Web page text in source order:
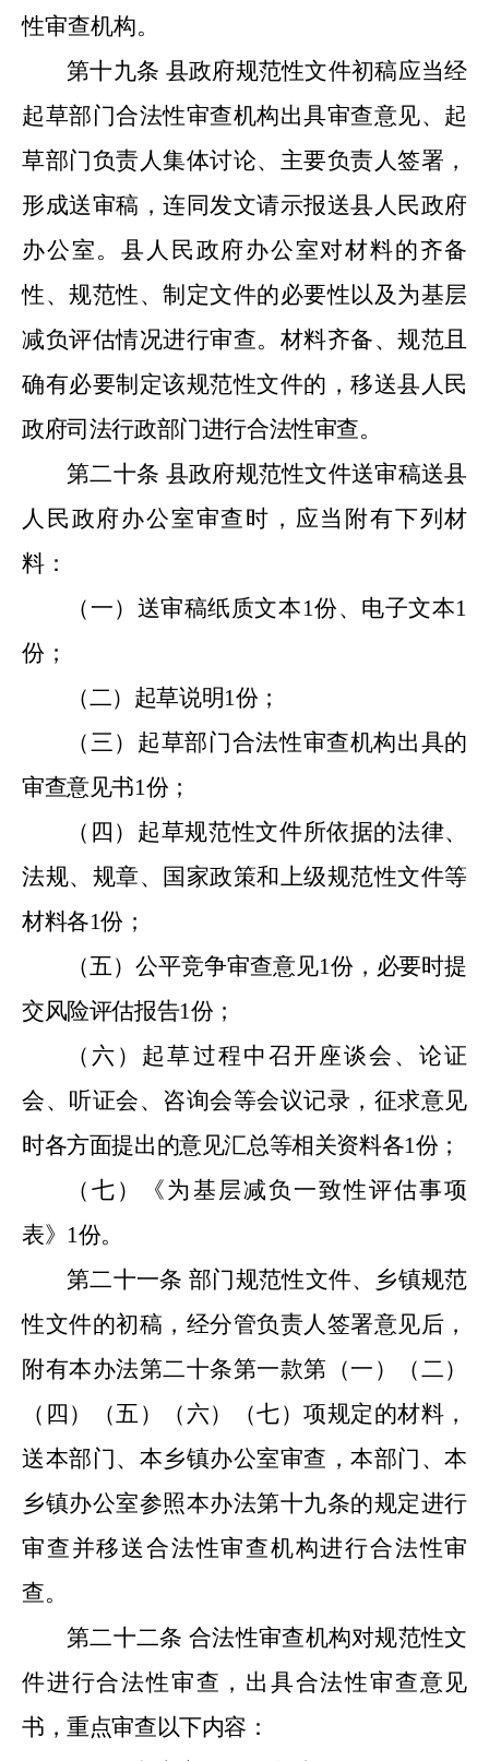
性审查机构。
第十九条 县政府规范性文件初稿应当经
起草部门合法性审查机构出具审查意见、起
草部门负责人集体讨论、主要负责人签署，
形成送审稿，连同发文请示报送县人民政府
办公室。县人民政府办公室对材料的齐备
性、规范性、制定文件的必要性以及为基层
减负评估情况进行审查。材料齐备、规范且
确有必要制定该规范性文件的，移送县人民
政府司法行政部门进行合法性审查。
第二十条 县政府规范性文件送审稿送县
人民政府办公室审查时，应当附有下列材
料：
（一）送审稿纸质文本1份、电子文本1
份；
（二）起草说明1份；
（三）起草部门合法性审查机构出具的
审查意见书1份；
（四）起草规范性文件所依据的法律、
法规、规章、国家政策和上级规范性文件等
材料各1份；
（五）公平竞争审查意见1份，必要时提
交风险评估报告1份；
（六）起草过程中召开座谈会、论证
会、听证会、咨询会等会议记录，征求意见
时各方面提出的意见汇总等相关资料各1份；
（七）《为基层减负一致性评估事项
表》 1份。
第二十一条 部门规范性文件、乡镇规范
性文件的初稿，经分管负责人签署意见后，
附有本办法第二十条第一款第（一）（二）
（四）（五）（六）（七）项规定的材料，
送本部门、本乡镇办公室审查，本部门、本
乡镇办公室参照本办法第十九条的规定进行
审查并移送合法性审查机构进行合法性审
查。
第二十二条 合法性审查机构对规范性文
件进行合法性审查，出具合法性审查意见
书，重点审查以下内容：